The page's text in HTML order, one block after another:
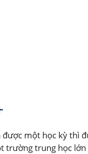
một học kỳ thì
trung học lớn